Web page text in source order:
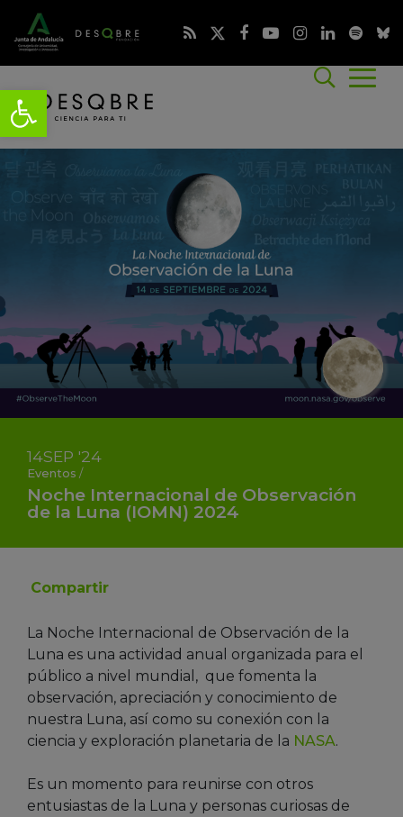
14SEP '24
Eventos /
Noche Internacional de Observación
de la Luna (IOMN) 2024
Compartir
La Noche Internacional de Observación de la
Luna es una actividad anual organizada para el
público a nivel mundial, que fomenta la
observación, apreciación y conocimiento de
nuestra Luna, así como su conexión con la
ciencia y exploración planetaria de la NASA.
Es un momento para reunirse con otros
entusiastas de la Luna y personas curiosas de